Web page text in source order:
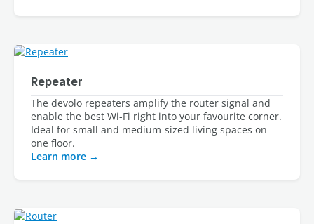
Repeater
The devolo repeaters amplify the router signal and
enable the best Wi-Fi right into your favourite corner.
Ideal for small and medium-sized living spaces on
one floor.
Learn more